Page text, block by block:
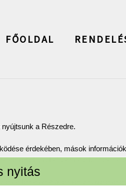
FŐOLDAL
a Részedre.
érdekében, mások
„sütik” , amik eltűnnek ha
a felhasználói élmény növelése
nyitás